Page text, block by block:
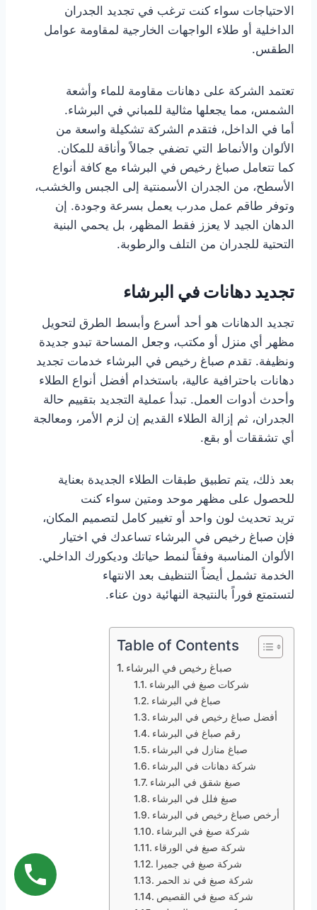
الاحتياجات سواء كنت ترغب في تجديد الجدران
الداخلية أو طلاء الواجهات الخارجية لمقاومة عوامل
الطقس.
تعتمد الشركة على دهانات مقاومة للماء وأشعة
الشمس، مما يجعلها مثالية للمباني في البرشاء.
أما في الداخل، فتقدم الشركة تشكيلة واسعة من
الألوان والأنماط التي تضفي جمالاً وأناقة للمكان.
كما تتعامل صباغ رخيص في البرشاء مع كافة أنواع
الأسطح، من الجدران الأسمنتية إلى الجبس والخشب،
وتوفر طاقم عمل مدرب يعمل بسرعة وجودة. إن
الدهان الجيد لا يعزز فقط المظهر، بل يحمي البنية
التحتية للجدران من التلف والرطوبة.
تجديد دهانات في البرشاء
تجديد الدهانات هو أحد أسرع وأبسط الطرق لتحويل
مظهر أي منزل أو مكتب، وجعل المساحة تبدو جديدة
ونظيفة. تقدم صباغ رخيص في البرشاء خدمات تجديد
دهانات باحترافية عالية، باستخدام أفضل أنواع الطلاء
وأحدث أدوات العمل. تبدأ عملية التجديد بتقييم حالة
الجدران، ثم إزالة الطلاء القديم إن لزم الأمر، ومعالجة
أي تشققات أو بقع.
بعد ذلك، يتم تطبيق طبقات الطلاء الجديدة بعناية
للحصول على مظهر موحد ومتين سواء كنت
تريد تحديث لون واحد أو تغيير كامل لتصميم المكان،
فإن صباغ رخيص في البرشاء تساعدك في اختيار
الألوان المناسبة وفقاً لنمط حياتك وديكورك الداخلي.
الخدمة تشمل أيضاً التنظيف بعد الانتهاء
لتستمتع فوراً بالنتيجة النهائية دون عناء.
Table of Contents
صباغ رخيص في البرشاء
شركات صبغ في البرشاء
صباغ في البرشاء
أفضل صباغ رخيص في البرشاء
رقم صباغ في البرشاء
صباغ منازل في البرشاء
شركة دهانات في البرشاء
صبغ شقق في البرشاء
صبغ فلل في البرشاء
أرخص صباغ رخيص في البرشاء
شركة صبغ في البرشاء
شركة صبغ في الورقاء
شركة صبغ في جميرا
شركة صبغ في ند الحمر
شركة صبغ في القصيص